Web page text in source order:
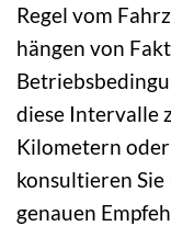
Regel vom
hängen von
diese Intervalle
Kilometern
konsultieren
genauen